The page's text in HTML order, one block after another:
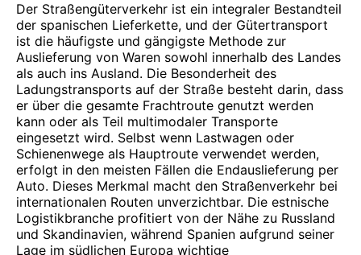
Der Straßengüterverkehr ist ein integraler Bestandteil
der spanischen Lieferkette, und der Gütertransport
ist die häufigste und gängigste Methode zur
Auslieferung von Waren sowohl innerhalb des Landes
als auch ins Ausland. Die Besonderheit des
Ladungstransports auf der Straße besteht darin, dass
er über die gesamte Frachtroute genutzt werden
kann oder als Teil multimodaler Transporte
eingesetzt wird. Selbst wenn Lastwagen oder
Schienenwege als Hauptroute verwendet werden,
erfolgt in den meisten Fällen die Endauslieferung per
Auto. Dieses Merkmal macht den Straßenverkehr bei
internationalen Routen unverzichtbar. Die estnische
Logistikbranche profitiert von der Nähe zu Russland
und Skandinavien, während Spanien aufgrund seiner
Lage im südlichen Europa wichtige